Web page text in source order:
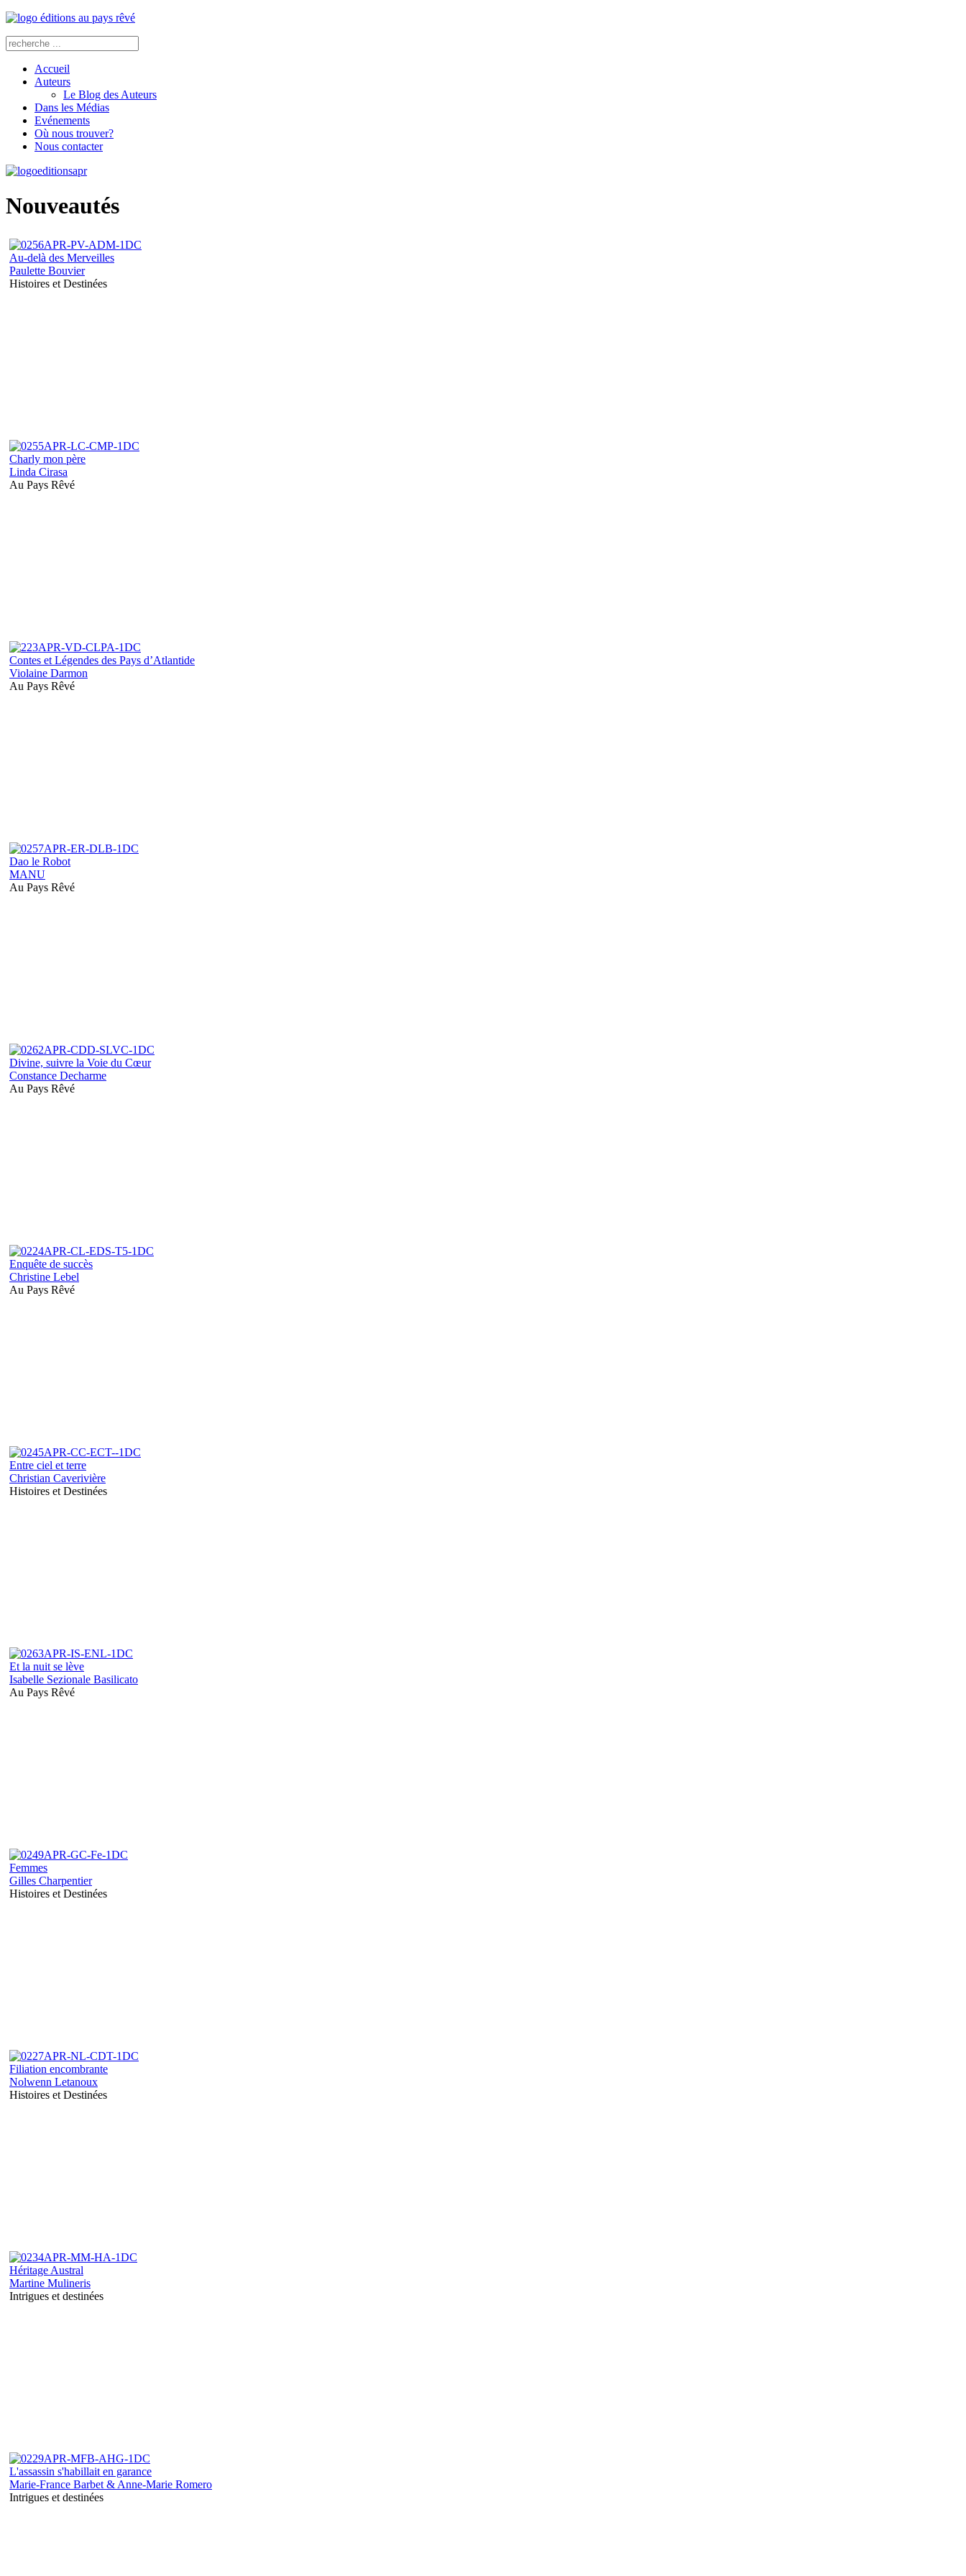
Accueil
Auteurs
Le Blog des Auteurs
Dans les Médias
Evénements
Où nous trouver?
Nous contacter
Nouveautés
Au-delà des Merveilles
Paulette Bouvier
Histoires et Destinées
Charly mon père
Linda Cirasa
Au Pays Rêvé
Contes et Légendes des Pays d’Atlantide
Violaine Darmon
Au Pays Rêvé
Dao le Robot
MANU
Au Pays Rêvé
Divine, suivre la Voie du Cœur
Constance Decharme
Au Pays Rêvé
Enquête de succès
Christine Lebel
Au Pays Rêvé
Entre ciel et terre
Christian Caverivière
Histoires et Destinées
Et la nuit se lève
Isabelle Sezionale Basilicato
Au Pays Rêvé
Femmes
Gilles Charpentier
Histoires et Destinées
Filiation encombrante
Nolwenn Letanoux
Histoires et Destinées
Héritage Austral
Martine Mulineris
Intrigues et destinées
L'assassin s'habillait en garance
Marie-France Barbet & Anne-Marie Romero
Intrigues et destinées